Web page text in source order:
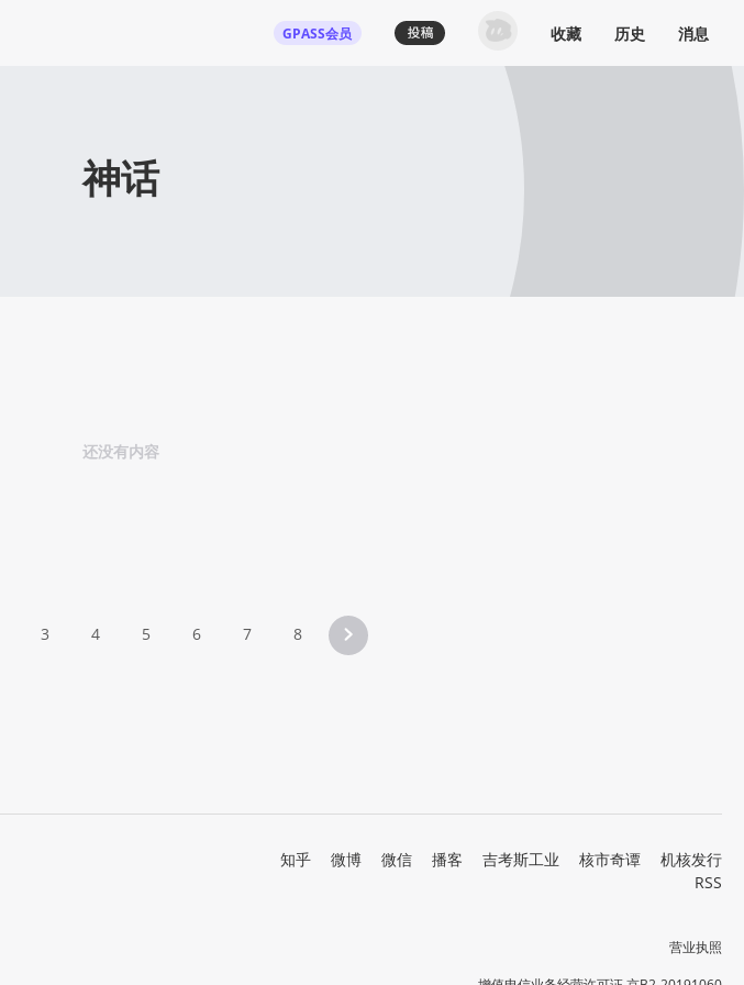
GPASS会员 收藏 历史 消息
神话
还没有内容
3 4 5 6 7 8
知乎 微博 微信 播客 吉考斯工业 核市奇谭
机核发行
RSS
营业执照